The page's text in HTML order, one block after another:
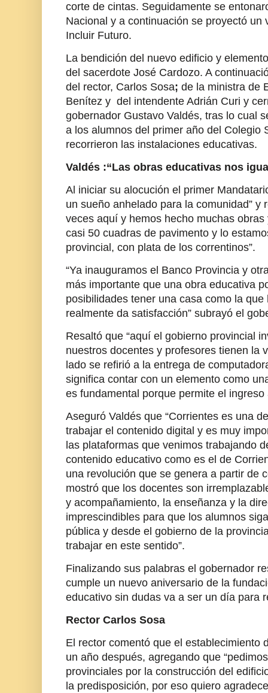
corte de cintas. Seguidamente se
Nacional y a continuación se proyectó un
Incluir Futuro.
La bendición del nuevo edificio y
del sacerdote José Cardozo. A
del rector, Carlos Sosa; de la ministra de
Benítez y del intendente Adrián Curi y
gobernador Gustavo Valdés, tras lo cual
a los alumnos del primer año del Colegio
recorrieron las instalaciones educativas.
Valdés :“Las obras educativas nos
Al iniciar su alocución el primer
un sueño anhelado para la comunidad” y
veces aquí y hemos hecho muchas
casi 50 cuadras de pavimento y lo
provincial, con plata de los correntinos”.
“Ya inauguramos el Banco Provincia y
más importante que una obra educativa
posibilidades tener una casa como la
realmente da satisfacción” subrayó el
Resaltó que “aquí el gobierno provincial
nuestros docentes y profesores tienen la
lado se refirió a la entrega de
significa contar con un elemento como
es fundamental porque permite el ingreso
Aseguró Valdés que “Corrientes es una
trabajar el contenido digital y es muy
las plataformas que venimos trabajando
contenido educativo como es el de
una revolución que se genera a partir de
mostró que los docentes son
y acompañamiento, la enseñanza y la
imprescindibles para que los alumnos
pública y desde el gobierno de la
trabajar en este sentido”.
Finalizando sus palabras el gobernador
cumple un nuevo aniversario de la
educativo sin dudas va a ser un día para
Rector Carlos Sosa
El rector comentó que el establecimiento
un año después, agregando que
provinciales por la construcción del
la predisposición, por eso quiero